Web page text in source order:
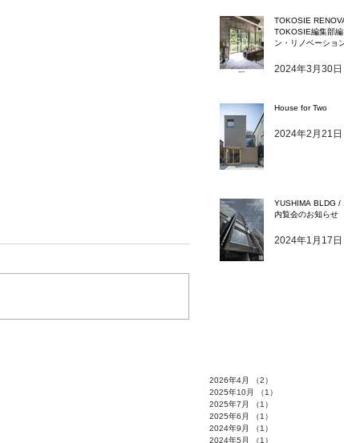
TOKOSIE
TOKOSIE編集部
ン・リノベーショ
2024年3月30日
House for Two
2024年2月21日
YUSHIMA BLDG /
内覧会のお知らせ
2024年1月17日
2026年4月 （2）
2025年10月
（1）
2025年7月
（1）
2025年6月
（1）
2024年9月
（1）
2024年5月
（1）